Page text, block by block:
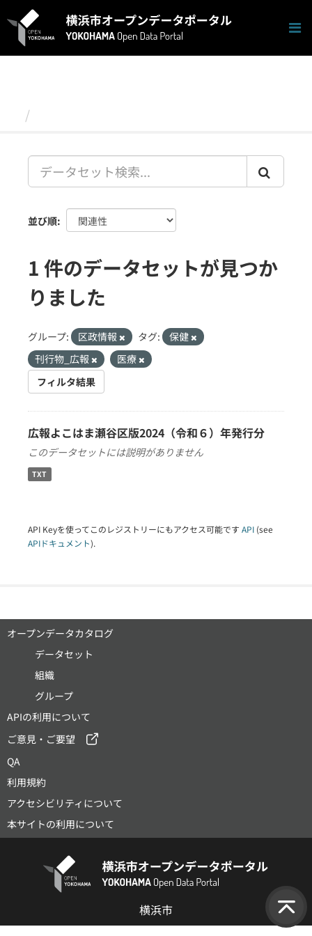
キ
並び順
1 件のデータセットが見つか
りました
グループ: 区政情報 タグ:
保健
刊行物_広報
医療
フィルタ結果
広報よこはま瀬谷区版2024（令和６）年発行分
このデータセットには説明がありません
TXT
API Keyを使ってこのレジストリーにもアクセス可能です API (see
APIドキュメント).
オープンデータカタログ
データセット
組織
グループ
APIの利用について
ご意見・ご要望
QA
利用規約
アクセシビリティについて
本サイトの利用について
横浜市